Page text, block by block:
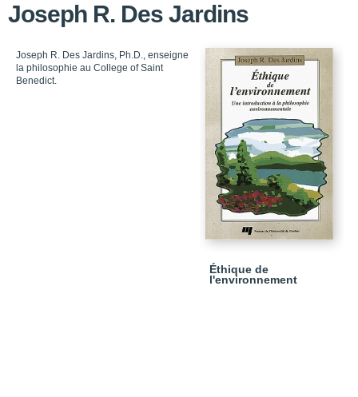
Joseph R. Des Jardins
Joseph R. Des Jardins, Ph.D., enseigne
la philosophie au College of Saint
Benedict.
Éthique de
l'environnement